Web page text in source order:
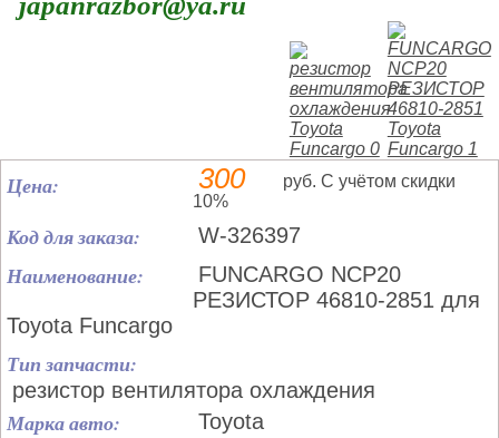
Цена: 300
руб. С учётом скидки
10%
Код для заказа: W-326397
Наименование:
FUNCARGO NCP20
РЕЗИСТОР 46810-2851 для
Toyota Funcargo
Тип запчасти:
резистор вентилятора охлаждения
Марка авто: Toyota